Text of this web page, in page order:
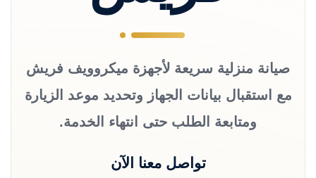
صيانة منزلية سريعة لأجهزة ميكروويف فريش
مع استقبال بيانات الجهاز وتحديد موعد الزيارة
ومتابعة الطلب حتى انتهاء الخدمة.
تواصل معنا الآن